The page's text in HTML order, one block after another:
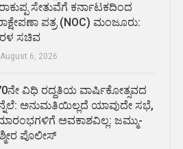
ಸೇತುವೆಗೆ ಕರ್ನಾಟಕದಿಂದ
ಪತ್ರ (NOC) ಮಂಜೂರು:
ಸಚಿವ
August 6, 2026
ವಿಧಿ ರದ್ದತಿಯ ವಾರ್ಷಿಕೋತ್ಸವದ
ಅನುಮತಿಯಿಲ್ಲದೆ ಯಾವುದೇ ಸಭೆ,
ಅವಕಾಶವಿಲ್ಲ: ಜಮ್ಮು-
ಪೊಲೀಸ್